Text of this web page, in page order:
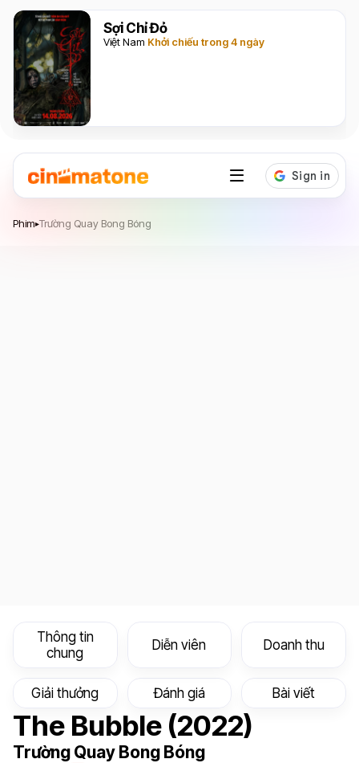
Sợi Chỉ Đỏ
Việt Nam Khởi chiếu trong 4 ngày
Phim▸Trường Quay Bong Bóng
Thông tin
chung
Diễn viên Doanh thu
Giải thưởng Đánh giá Bài viết
The Bubble (2022)
Trường Quay Bong Bóng